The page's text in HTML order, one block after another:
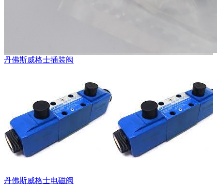
丹佛斯威格士插装阀
丹佛斯威格士电磁阀